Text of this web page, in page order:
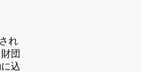
れ
団
込